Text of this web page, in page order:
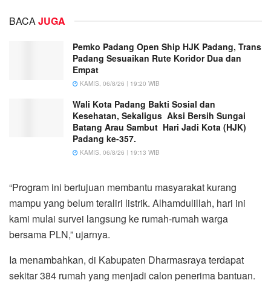
BACAJUGA
Pemko Padang Open Ship HJK Padang, Trans
Padang Sesuaikan Rute Koridor Dua dan
Empat
KAMIS, 06/8/26 | 19:20 WIB
Wali Kota Padang Bakti Sosial dan
Kesehatan, Sekaligus Aksi Bersih Sungai
Batang Arau Sambut Hari Jadi Kota (HJK)
Padang ke-357.
KAMIS, 06/8/26 | 19:13 WIB
“Program ini bertujuan membantu masyarakat kurang
mampu yang belum teraliri listrik. Alhamdulillah, hari ini
kami mulai survei langsung ke rumah-rumah warga
bersama PLN,” ujarnya.
Ia menambahkan, di Kabupaten Dharmasraya terdapat
sekitar 384 rumah yang menjadi calon penerima bantuan.